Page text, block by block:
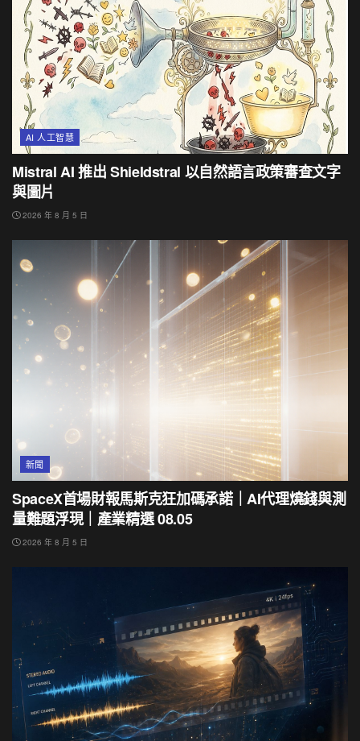
AI 人工智慧
Mistral AI 推出 Shieldstral 以自然語言政策審查文字
與圖片
2026 年 8 月 5 日
新聞
SpaceX首場財報馬斯克狂加碼承諾｜AI代理燒錢與測
量難題浮現｜產業精選 08.05
2026 年 8 月 5 日